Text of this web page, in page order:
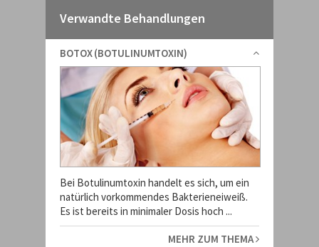
Verwandte Behandlungen
BOTOX (BOTULINUMTOXIN)
Bei Botulinumtoxin handelt es sich, um ein
natürlich vorkommendes Bakterieneiweiß.
Es ist bereits in minimaler Dosis hoch ...
MEHR ZUM THEMA